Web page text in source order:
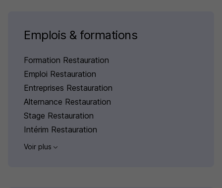
Emplois & formations
Formation Restauration
Emploi Restauration
Entreprises Restauration
Alternance Restauration
Stage Restauration
Intérim Restauration
Voir plus